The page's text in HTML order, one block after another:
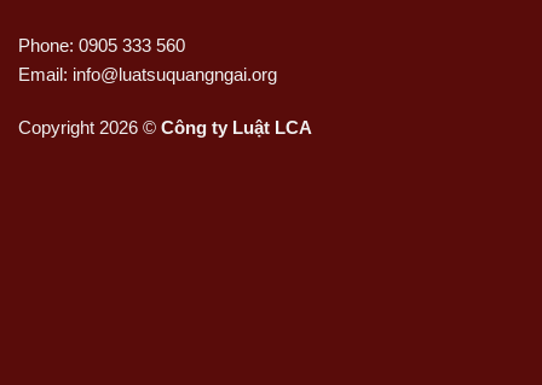
Phone: 0905 333 560
Email: info@luatsuquangngai.org
Copyright 2026 © Công ty Luật LCA